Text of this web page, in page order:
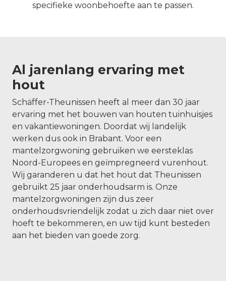
specifieke woonbehoefte aan te passen.
Al jarenlang ervaring met
hout
Schäffer-Theunissen heeft al meer dan 30 jaar
ervaring met het bouwen van houten tuinhuisjes
en vakantiewoningen. Doordat wij landelijk
werken dus ook in Brabant. Voor een
mantelzorgwoning gebruiken we eersteklas
Noord-Europees en geïmpregneerd vurenhout.
Wij garanderen u dat het hout dat Theunissen
gebruikt 25 jaar onderhoudsarm is. Onze
mantelzorgwoningen zijn dus zeer
onderhoudsvriendelijk zodat u zich daar niet over
hoeft te bekommeren, en uw tijd kunt besteden
aan het bieden van goede zorg.